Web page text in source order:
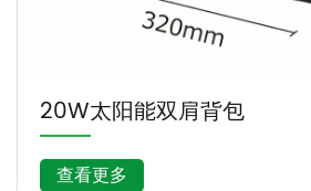
20W太阳能双肩背包
查看更多